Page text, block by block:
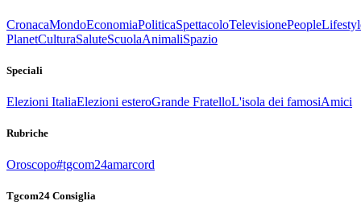
CronacaMondoEconomiaPoliticaSpettacoloTelevisionePeople
PlanetCulturaSaluteScuolaAnimaliSpazio
Speciali
Elezioni ItaliaElezioni esteroGrande FratelloL'isola dei famosiAmici
Rubriche
Oroscopo#tgcom24amarcord
Tgcom24 Consiglia